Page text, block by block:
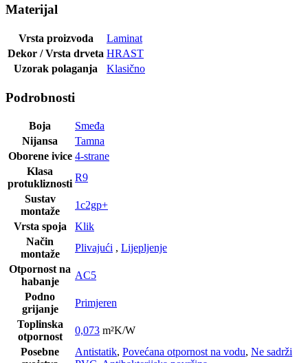
Materijal
Vrsta proizvoda
Laminat
Dekor / Vrsta drveta HRAST
Uzorak polaganja
Klasično
Podrobnosti
Boja
Smeđa
Nijansa
Tamna
Oborene ivice 4-strane
Klasa
protukliznosti
R9
Sustav
montaže
1c2gp+
Vrsta spoja
Klik
Način
montaže
Plivajući , Lijepljenje
Otpornost na
habanje
AC5
Podno
grijanje
Primjeren
Toplinska
otpornost
0,073 m²K/W
Posebne
Antistatik, Povećana otpornost na vodu, Ne sadrži